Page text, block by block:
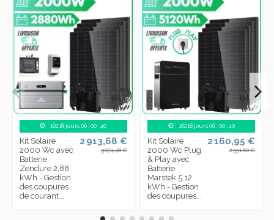
16218 jours 06:00:39
Kit Solaire
2000 Wc avec
Batterie
Zendure 2,88
kWh - Gestion
des coupures
de courant...
2 913,68 €
3 074,48 €
16218jours 06:00:39
Kit Solaire
2000 Wc Plug
& Play avec
Batterie
Marstek 5,12
kWh - Gestion
des coupures...
2 160,95 €
2 551,60 €